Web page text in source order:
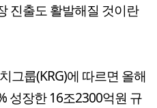
진출도 활발해질 것이란
그룹(KRG)에 따르면 올해
성장한 16조2300억원 규